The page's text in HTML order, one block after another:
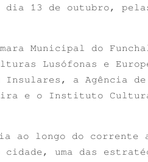
13 de outubro,
Municipal do
Lusófonas e
a Agência de
e o Instituto
ao longo do corrente
uma das